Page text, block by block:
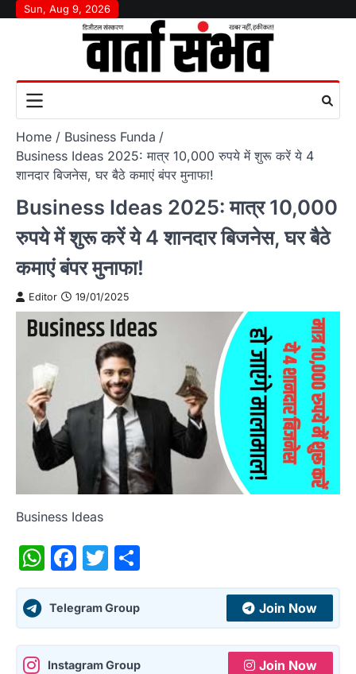
SkipSun, Aug 9, 2026
Home
Business Funda
Business Ideas 2025: मात्र 10,000 रुपये में शुरू करें ये 4
शानदार बिजनेस, घर बैठे कमाएं बंपर मुनाफा!
Business Ideas 2025: मात्र 10,000
रुपये में शुरू करें ये 4 शानदार बिजनेस, घर बैठे
कमाएं बंपर मुनाफा!
Editor 19/01/2025
Business Ideas
WhatsApp
Facebook
Twitter
Telegram Group Join Now
Instagram Group Join Now